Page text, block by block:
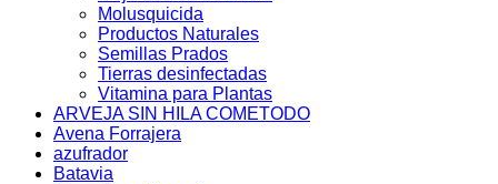
Molusquicida
Productos Naturales
Semillas Prados
Tierras desinfectadas
Vitamina para Plantas
ARVEJA SIN HILA COMETODO
Avena Forrajera
azufrador
Batavia